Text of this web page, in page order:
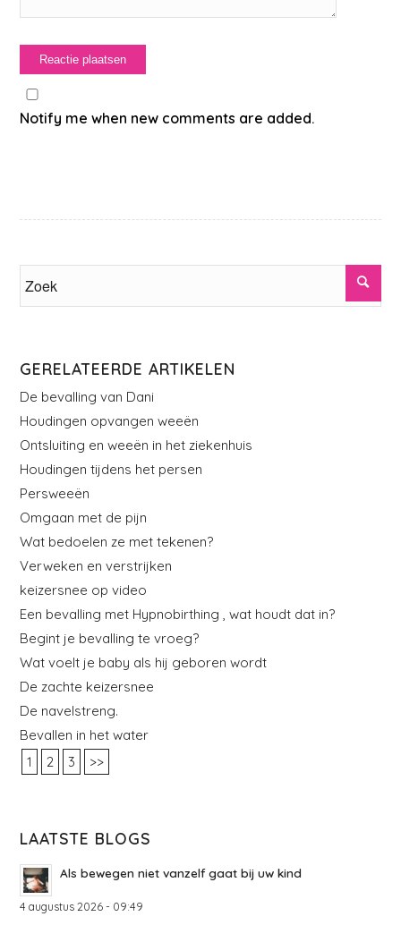
Notify me when new comments are added.
GERELATEERDE ARTIKELEN
De bevalling van Dani
Houdingen opvangen weeën
Ontsluiting en weeën in het ziekenhuis
Houdingen tijdens het persen
Persweeën
Omgaan met de pijn
Wat bedoelen ze met tekenen?
Verweken en verstrijken
keizersnee op video
Een bevalling met Hypnobirthing , wat houdt dat in?
Begint je bevalling te vroeg?
Wat voelt je baby als hij geboren wordt
De zachte keizersnee
De navelstreng.
Bevallen in het water
1
2 3 >>
LAATSTE BLOGS
Als bewegen niet vanzelf gaat bij uw kind
4 augustus 2026 - 09:49